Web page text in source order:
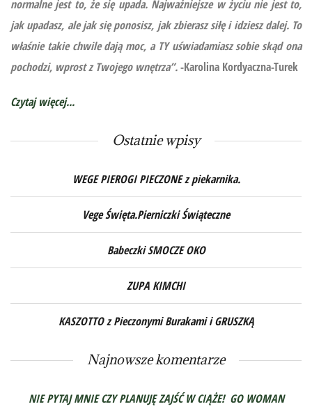
normalne jest to, że się upada. Najważniejsze w życiu nie jest to,
jak upadasz, ale jak się ponosisz, jak zbierasz siłę i idziesz dalej. To
właśnie takie chwile dają moc, a TY uświadamiasz sobie skąd ona
pochodzi, wprost z Twojego wnętrza”.-Karolina Kordyaczna-Turek
Czytaj więcej...
Ostatnie wpisy
WEGE PIEROGI PIECZONE z piekarnika.
Vege Święta.Pierniczki Świąteczne
Babeczki SMOCZE OKO
ZUPA KIMCHI
KASZOTTO z Pieczonymi Burakami i GRUSZKĄ
Najnowsze komentarze
NIE PYTAJ MNIE CZY PLANUJĘ ZAJŚĆ W CIĄŻE! GO WOMAN